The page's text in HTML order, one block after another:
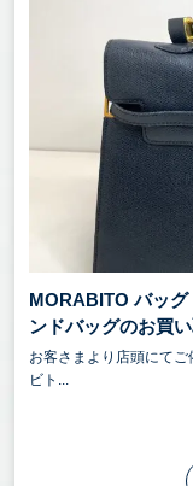
MORABITO バッ
ンドバッグのお買
お客さまより店頭にて
ビト...